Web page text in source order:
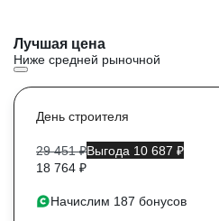
Лучшая цена
Ниже средней рыночной
День строителя
29 451 ₽Выгода 10 687 ₽
18 764 ₽
Начислим 187 бонусов